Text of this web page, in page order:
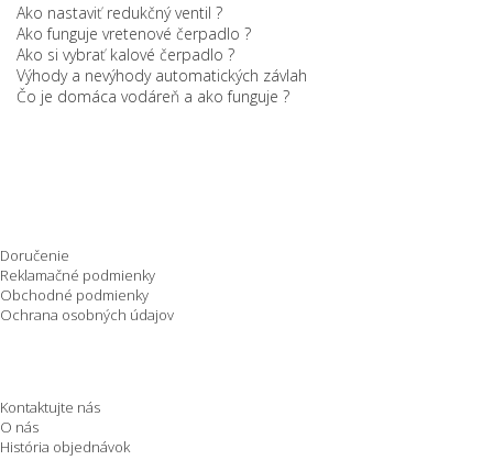
Ako nastaviť redukčný ventil ?
Ako funguje vretenové čerpadlo ?
Ako si vybrať kalové čerpadlo ?
Výhody a nevýhody automatických závlah
Čo je domáca vodáreň a ako funguje ?
Doručenie
Reklamačné podmienky
Obchodné podmienky
Ochrana osobných údajov
Kontaktujte nás
O nás
História objednávok